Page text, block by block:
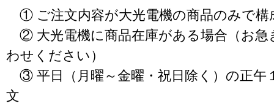
① ご注文内容が大光電機の商品のみで構
② 大光電機に商品在庫がある場合（お急
わせください）
③ 平日（月曜～金曜・祝日除く）の正午
文